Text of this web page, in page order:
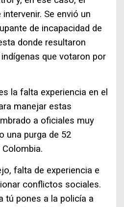
Se envió un
de incapacidad de
donde resultaron
que votaron por
la falta experiencia en el
manejar estas
a oficiales muy
una purga de 52
falta de experiencia e
conflictos sociales.
tú pones a la policía a